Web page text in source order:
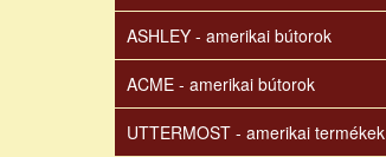
ASHLEY - amerikai bútorok
ACME - amerikai bútorok
UTTERMOST - amerikai termékek